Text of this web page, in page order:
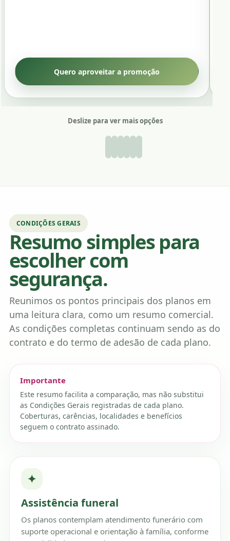
Quero aproveitar a promoção
Deslize para ver mais opções
CONDIÇÕES GERAIS
Resumo simples para
escolher com
segurança.
Reunimos os pontos principais dos planos em
uma leitura clara, como um resumo comercial.
As condições completas continuam sendo as do
contrato e do termo de adesão de cada plano.
Importante
Este resumo facilita a comparação, mas não substitui
as Condições Gerais registradas de cada plano.
Coberturas, carências, localidades e benefícios
seguem o contrato assinado.
✦
Assistência funeral
Os planos contemplam atendimento funerário com
suporte operacional e orientação à família, conforme